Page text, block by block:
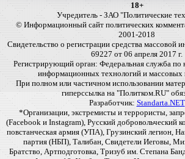
18+
Учредитель - ЗАО "Политические
© Информационный сайт политических
2001-2018
Свидетельство о регистрации средства
69227 от 06 апреля 2017 г.
Регистрирующий орган: Федеральная служба по
информационных технологий и массовых
При полном или частичном использовании
гиперссылка на "Политком.RU"
Разработчик: Standarta.NET
*Организации, экстремисты и террористы,
(Facebook и Instagram), Русский добровольческий
повстанческая армия (УПА), Грузинский легион,
партия (НБП), Талибан, Свидетели Иеговы,
Братство, Артподготовка, Тризуб им. Степана